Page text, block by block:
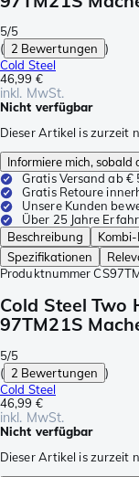
5/5
( 2 Bewertungen )
Cold Steel
46,99 €
inkl. MwSt.
Nicht verfügbar
Dieser Artikel is zurzeit
Informiere mich,
Gratis Versand ab €
Gratis Retoure
Unsere Kunden
Über 25 Jahre
Beschreibung
Spezifikationen
Produktnummer
Cold Steel Two
97TM21S
5/5
( 2 Bewertungen )
Cold Steel
46,99 €
inkl. MwSt.
Nicht verfügbar
Dieser Artikel is zurzeit